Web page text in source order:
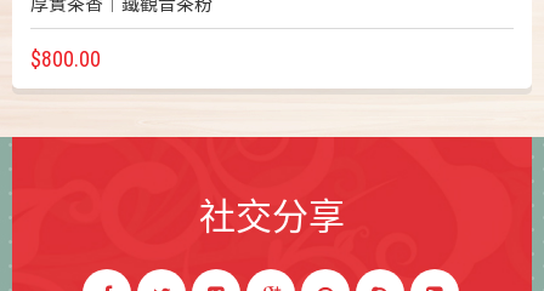
$800.00
社交分享